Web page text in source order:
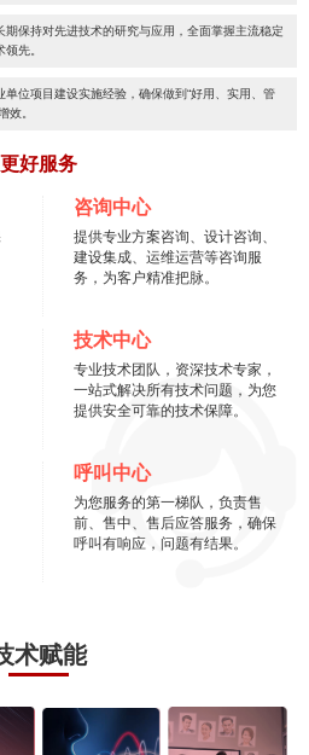
期保持对先进技术的研究与应用，全面掌握主流稳定
先。
单位项目建设实施经验，确保做到“好用、实用、管
效。
更好服务
咨询中心
提供专业方案咨询、设计咨询、
建设集成、运维运营等咨询服
务，为客户精准把脉。
技术中心
专业技术团队，资深技术专家，
一站式解决所有技术问题，为您
提供安全可靠的技术保障。
呼叫中心
为您服务的第一梯队，负责售
前、售中、售后应答服务，确保
呼叫有响应，问题有结果。
术赋能